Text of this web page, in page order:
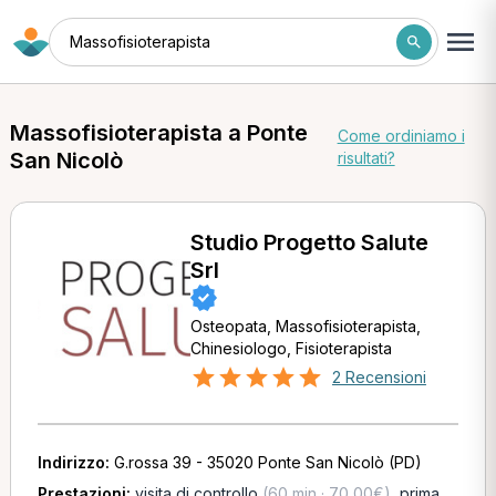
Massofisioterapista
Massofisioterapista a Ponte
San Nicolò
Come ordiniamo i
risultati?
Studio Progetto Salute
Srl
Osteopata, Massofisioterapista,
Chinesiologo, Fisioterapista
2 Recensioni
Indirizzo: G.rossa 39 - 35020 Ponte San Nicolò (PD)